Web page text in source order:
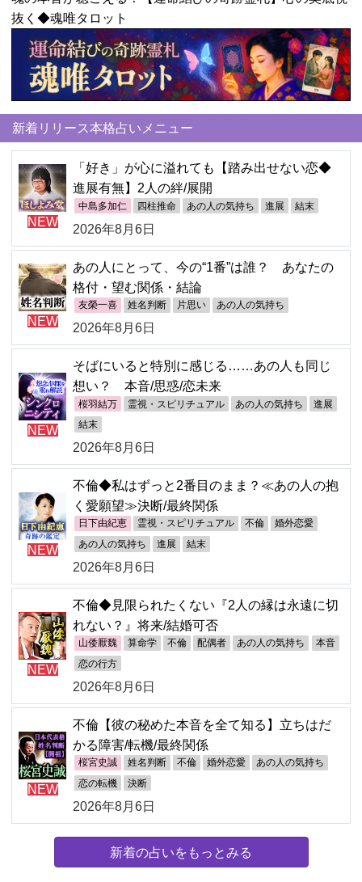
抜く◆魂唯タロット
新着リリース本格占いメニュー
NEW
「好き」が心に溢れても【踏み出せない恋◆
進展有無】2人の絆/展開
中島多加仁 四柱推命 あの人の気持ち 進展 結末
2026年8月6日
NEW
あの人にとって、今の“1番”は誰？ あなたの
格付・望む関係・結論
友榮一喜 姓名判断 片思い あの人の気持ち
2026年8月6日
NEW
そばにいると特別に感じる……あの人も同じ
想い？ 本音/思惑/恋未来
桜羽結万 霊視・スピリチュアル あの人の気持ち 進展
結末
2026年8月6日
NEW
不倫◆私はずっと2番目のまま？≪あの人の抱
く愛願望≫決断/最終関係
日下由紀恵 霊視・スピリチュアル 不倫 婚外恋愛
あの人の気持ち 進展 結末
2026年8月6日
NEW
不倫◆見限られたくない『2人の縁は永遠に切
れない？』将来/結婚可否
山倭厭魏 算命学 不倫 配偶者 あの人の気持ち 本音
恋の行方
2026年8月6日
NEW
不倫【彼の秘めた本音を全て知る】立ちはだ
かる障害/転機/最終関係
桜宮史誠 姓名判断 不倫 婚外恋愛 あの人の気持ち
恋の転機 決断
2026年8月6日
新着の占いをもっとみる